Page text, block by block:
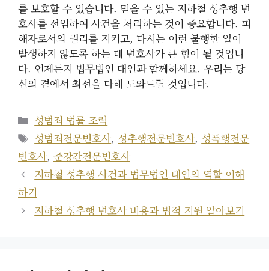
를 보호할 수 있습니다. 믿을 수 있는 지하철 성추행 변
호사를 선임하여 사건을 처리하는 것이 중요합니다. 피
해자로서의 권리를 지키고, 다시는 이런 불행한 일이
발생하지 않도록 하는 데 변호사가 큰 힘이 될 것입니
다. 언제든지 법무법인 대인과 함께하세요. 우리는 당
신의 곁에서 최선을 다해 도와드릴 것입니다.
카
테
고
리
성범죄 법률 조력
태
그
성범죄전문변호사, 성추행전문변호사, 성폭행전문
변호사, 준강간전문변호사
지하철 성추행 사건과 법무법인 대인의 역할 이해
하기
지하철 성추행 변호사 비용과 법적 지원 알아보기